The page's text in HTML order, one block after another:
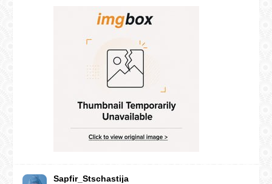
Sapfir_Stschastija